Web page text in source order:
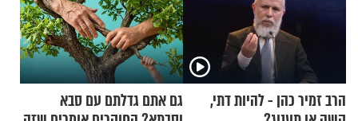
הרב זמיר כהן - להיות דתי,
גם אתם גדלתם עם סבא